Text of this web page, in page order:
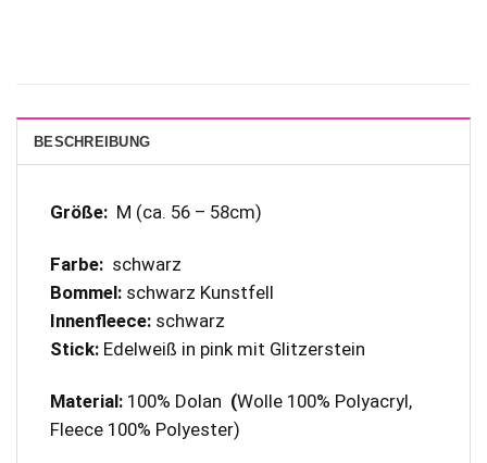
BESCHREIBUNG
Größe: M (ca. 56 – 58cm)
Farbe: schwarz
Bommel: schwarz Kunstfell
Innenfleece: schwarz
Stick: Edelweiß in pink mit Glitzerstein
Material: 100% Dolan (Wolle 100% Polyacryl,
Fleece 100% Polyester)